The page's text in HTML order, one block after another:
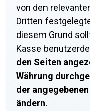
von den
Dritten
diesem Grund
Kasse
den Seiten
Währung
der
ändern.